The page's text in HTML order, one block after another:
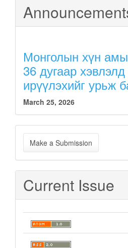
Монголын хүн
36 дугаар
ирүүлэхийг урьж
March 25, 2026
Make
a
Submission
Make a Submission
Current Issue